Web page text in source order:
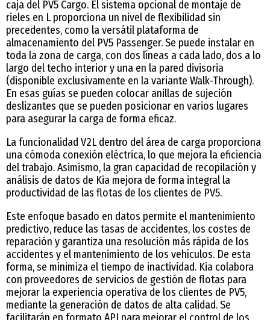
caja del PV5 Cargo. El sistema opcional de montaje de
rieles en L proporciona un nivel de flexibilidad sin
precedentes, como la versátil plataforma de
almacenamiento del PV5 Passenger. Se puede instalar en
toda la zona de carga, con dos líneas a cada lado, dos a lo
largo del techo interior y una en la pared divisoria
(disponible exclusivamente en la variante Walk-Through).
En esas guías se pueden colocar anillas de sujeción
deslizantes que se pueden posicionar en varios lugares
para asegurar la carga de forma eficaz.
La funcionalidad V2L dentro del área de carga proporciona
una cómoda conexión eléctrica, lo que mejora la eficiencia
del trabajo. Asimismo, la gran capacidad de recopilación y
análisis de datos de Kia mejora de forma integral la
productividad de las flotas de los clientes de PV5.
Este enfoque basado en datos permite el mantenimiento
predictivo, reduce las tasas de accidentes, los costes de
reparación y garantiza una resolución más rápida de los
accidentes y el mantenimiento de los vehículos. De esta
forma, se minimiza el tiempo de inactividad. Kia colabora
con proveedores de servicios de gestión de flotas para
mejorar la experiencia operativa de los clientes de PV5,
mediante la generación de datos de alta calidad. Se